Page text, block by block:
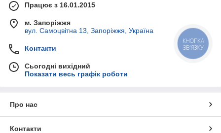
Працює з 16.01.2015
м. Запоріжжя
вул. Самоцвітна 13, Запоріжжя, Україна
Контакти
Сьогодні вихідний
Показати весь графік роботи
Про нас
Контакти
КНОПКА
ЗВ'ЯЗКУ